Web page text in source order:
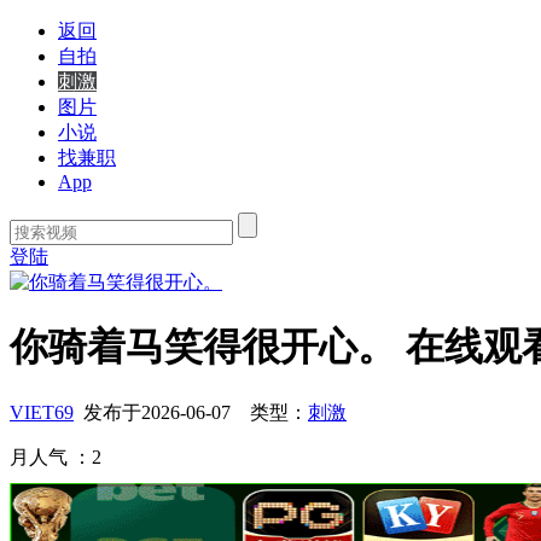
返回
自拍
刺激
图片
小说
找兼职
App
登陆
你骑着马笑得很开心。 在线观
VIET69 发布于2026-06-07 类型： 刺激
月人气 ： 2